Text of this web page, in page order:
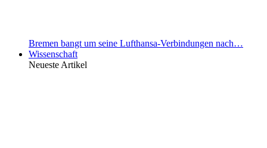
Bremen bangt um seine Lufthansa-Verbindungen nach…
Wissenschaft
Neueste Artikel